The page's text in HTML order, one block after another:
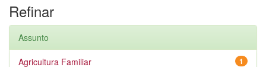
Refinar
Assunto
1
Agricultura Familiar